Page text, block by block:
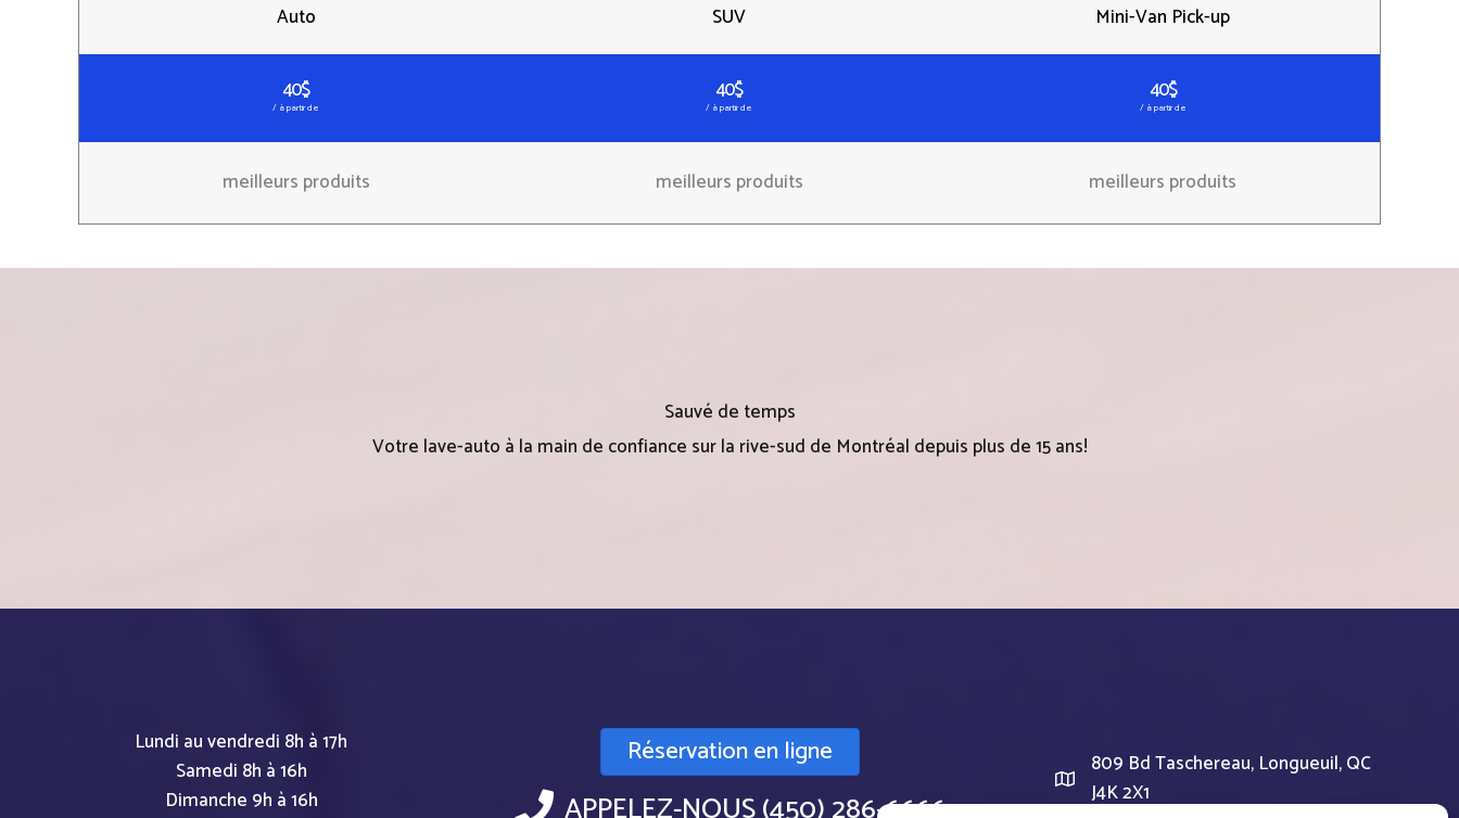
Auto
40$
/ à partir de
meilleurs produits
SUV
40$
/ à partir de
meilleurs produits
Mini-Van Pick-up
40$
/ à partir de
meilleurs produits
Sauvé de temps
Votre lave-auto à la main de confiance sur la rive-sud de Montréal depuis plus de 15 ans!
Lundi au vendredi 8h à 17h
Samedi 8h à 16h
Dimanche 9h à 16h
Réservation en ligne
809 Bd Taschereau, Longueuil, QC
J4K 2X1